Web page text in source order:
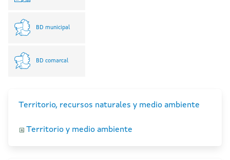
BD municipal
BD comarcal
Territorio, recursos naturales y medio ambiente
Territorio y medio ambiente